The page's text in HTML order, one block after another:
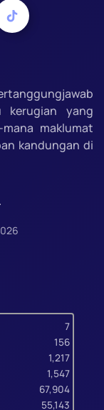
kerugian yang
maklumat
kandungan di
7
156
1,217
1,547
67,904
55,143